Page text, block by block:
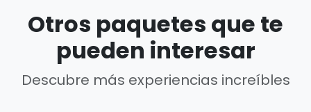
Otros paquetes que te
pueden interesar
Descubre más experiencias increíbles